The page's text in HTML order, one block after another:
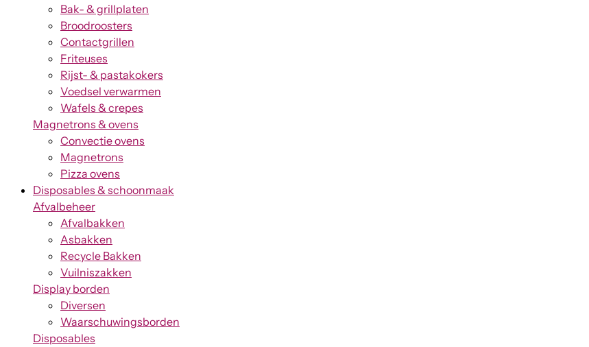
Bak- & grillplaten
Broodroosters
Contactgrillen
Friteuses
Rijst- & pastakokers
Voedsel verwarmen
Wafels & crepes
Magnetrons & ovens
Convectie ovens
Magnetrons
Pizza ovens
Disposables & schoonmaak
Afvalbeheer
Afvalbakken
Asbakken
Recycle Bakken
Vuilniszakken
Display borden
Diversen
Waarschuwingsborden
Disposables